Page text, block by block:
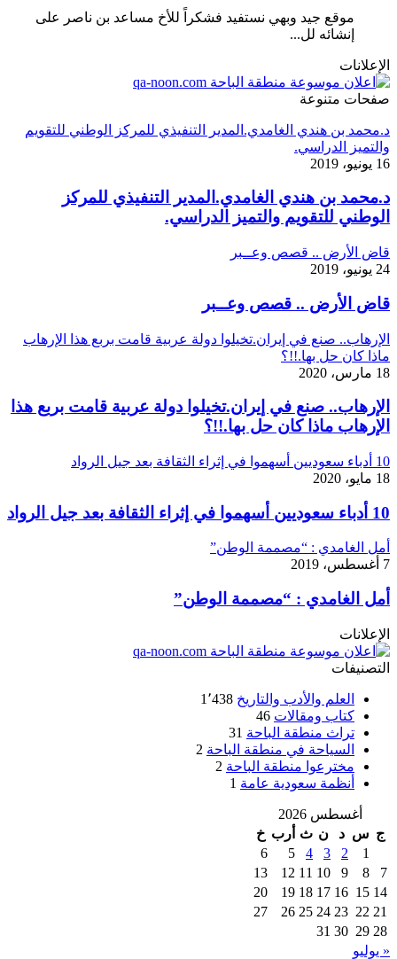
موقع جيد وبهي نستفيد فشكراً للأخ مساعد بن ناصر على
إنشائه لل...
الإعلانات
صفحات متنوعة
د.محمد بن هندي الغامدي.المدير التنفيذي للمركز الوطني للتقويم
والتميز الدراسي.
16 يونيو، 2019
د.محمد بن هندي الغامدي.المدير التنفيذي للمركز
الوطني للتقويم والتميز الدراسي.
قاض الأرض .. قصص وعــبر
24 يونيو، 2019
قاض الأرض .. قصص وعــبر
الإرهاب.. صنع في إيران.تخيلوا دولة عربية قامت بربع هذا الإرهاب
ماذا كان حل بها.!!؟
18 مارس، 2020
الإرهاب.. صنع في إيران.تخيلوا دولة عربية قامت بربع هذا
الإرهاب ماذا كان حل بها.!!؟
10 أدباء سعوديين أسهموا في إثراء الثقافة بعد جيل الرواد
18 مايو، 2020
10 أدباء سعوديين أسهموا في إثراء الثقافة بعد جيل الرواد
أمل الغامدي : “مصممة الوطن”
7 أغسطس، 2019
أمل الغامدي : “مصممة الوطن”
الإعلانات
التصنيفات
العلم والأدب والتاريخ 1٬438
كتاب ومقالات 46
تراث منطقة الباحة 31
السياحة في منطقة الباحة 2
مخترعوا منطقة الباحة 2
أنظمة سعودية عامة 1
أغسطس 2026
ج س د ن ث أرب خ
1
2
3
4
5
6
7
8
9
10
11
12
13
14
15
16
17
18
19
20
21
22
23
24
25
26
27
28
29
30
31
« يوليو